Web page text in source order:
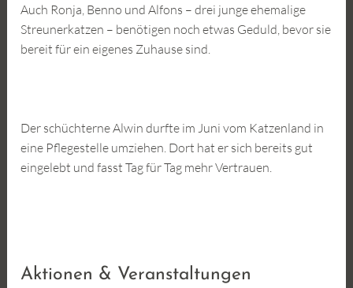
Auch Ronja, Benno und Alfons – drei junge ehemalige
Streunerkatzen – benötigen noch etwas Geduld, bevor sie
bereit für ein eigenes Zuhause sind.
Der schüchterne Alwin durfte im Juni vom Katzenland in
eine Pflegestelle umziehen. Dort hat er sich bereits gut
eingelebt und fasst Tag für Tag mehr Vertrauen.
Aktionen & Veranstaltungen